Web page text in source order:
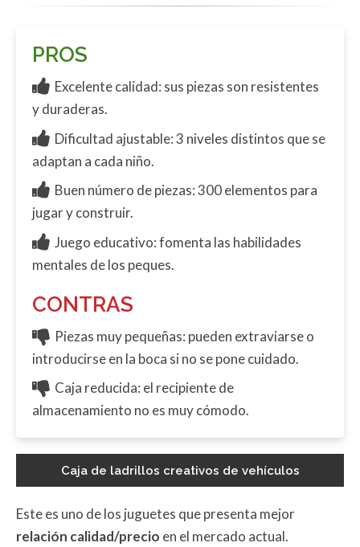
PROS
Excelente calidad: sus piezas son resistentes
y duraderas.
Dificultad ajustable: 3 niveles distintos que se
adaptan a cada niño.
Buen número de piezas: 300 elementos para
jugar y construir.
Juego educativo: fomenta las habilidades
mentales de los peques.
CONTRAS
Piezas muy pequeñas: pueden extraviarse o
introducirse en la boca si no se pone cuidado.
Caja reducida: el recipiente de
almacenamiento no es muy cómodo.
Caja de ladrillos creativos de vehículos
Este es uno de los juguetes que presenta mejor
relación calidad/precio en el mercado actual.